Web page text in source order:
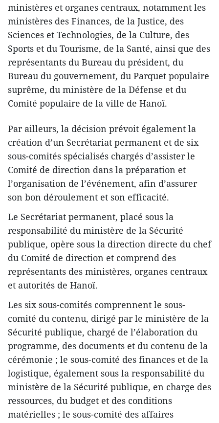
ministères et organes centraux, notamment les
ministères des Finances, de la Justice, des
Sciences et Technologies, de la Culture, des
Sports et du Tourisme, de la Santé, ainsi que des
représentants du Bureau du président, du
Bureau du gouvernement, du Parquet populaire
suprême, du ministère de la Défense et du
Comité populaire de la ville de Hanoï.
Par ailleurs, la décision prévoit également la
création d’un Secrétariat permanent et de six
sous-comités spécialisés chargés d’assister le
Comité de direction dans la préparation et
l’organisation de l’événement, afin d’assurer
son bon déroulement et son efficacité.
Le Secrétariat permanent, placé sous la
responsabilité du ministère de la Sécurité
publique, opère sous la direction directe du chef
du Comité de direction et comprend des
représentants des ministères, organes centraux
et autorités de Hanoï.
Les six sous-comités comprennent le sous-
comité du contenu, dirigé par le ministère de la
Sécurité publique, chargé de l’élaboration du
programme, des documents et du contenu de la
cérémonie ; le sous-comité des finances et de la
logistique, également sous la responsabilité du
ministère de la Sécurité publique, en charge des
ressources, du budget et des conditions
matérielles ; le sous-comité des affaires